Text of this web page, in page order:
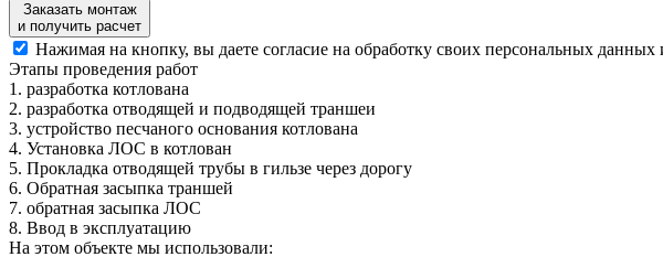
Заказать монтаж
и получить расчет
Нажимая на кнопку, вы даете согласие на обработку своих персональных данных
Этапы проведения работ
1. разработка котлована
2. разработка отводящей и подводящей траншеи
3. устройство песчаного основания котлована
4. Установка ЛОС в котлован
5. Прокладка отводящей трубы в гильзе через дорогу
6. Обратная засыпка траншей
7. обратная засыпка ЛОС
8. Ввод в эксплуатацию
На этом объекте мы использовали: